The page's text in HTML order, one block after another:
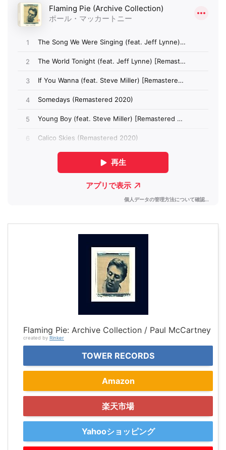
Flaming Pie: Archive Collection / Paul McCartney
created by Rinker
TOWER RECORDS
Amazon
楽天市場
Yahooショッピング